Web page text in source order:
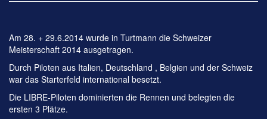
Am 28. + 29.6.2014 wurde in Turtmann die Schweizer
Meisterschaft 2014 ausgetragen.
Durch Piloten aus Italien, Deutschland , Belgien und der Schweiz
war das Starterfeld international besetzt.
Die LIBRE-Piloten dominierten die Rennen und belegten die
ersten 3 Plätze.